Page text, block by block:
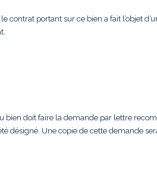
contrat portant sur ce bien a fait l’objet
bien doit faire la demande par lettre
désigné. Une copie de cette demande